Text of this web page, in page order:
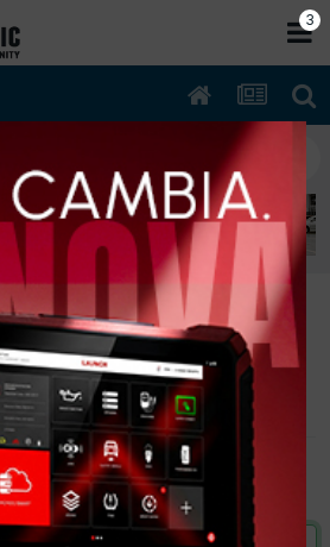
04/2004 2500cc BAC
a freddo stenta molto
2